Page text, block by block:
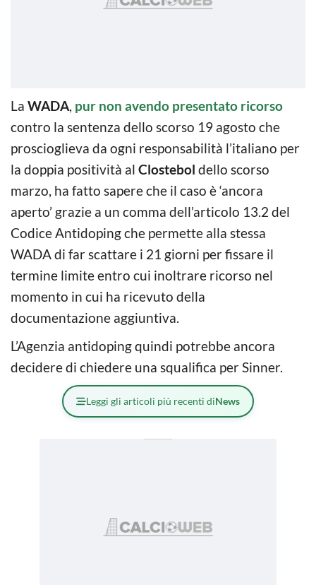
La WADA, pur non avendo presentato ricorso
contro la sentenza dello scorso 19 agosto che
proscioglieva da ogni responsabilità l’italiano per
la doppia positività al Clostebol dello scorso
marzo, ha fatto sapere che il caso è ‘ancora
aperto’ grazie a un comma dell’articolo 13.2 del
Codice Antidoping che permette alla stessa
WADA di far scattare i 21 giorni per fissare il
termine limite entro cui inoltrare ricorso nel
momento in cui ha ricevuto della
documentazione aggiuntiva.
L’Agenzia antidoping quindi potrebbe ancora
decidere di chiedere una squalifica per Sinner.
Leggi gli articoli più recenti diNews